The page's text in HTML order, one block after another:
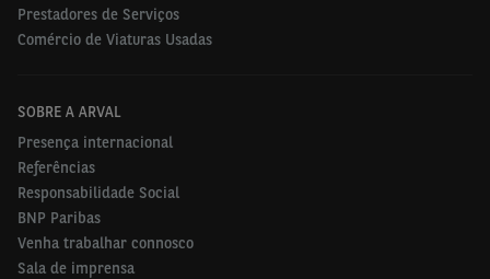
Prestadores de Serviços
Comércio de Viaturas Usadas
SOBRE A ARVAL
Presença internacional
Referências
Responsabilidade Social
BNP Paribas
Venha trabalhar connosco
Sala de imprensa